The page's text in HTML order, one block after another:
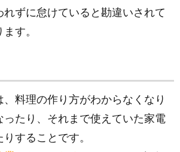
れずに怠けていると勘違いされて
す。
料理の作り方がわからなくなり
ったり、それまで使えていた家電
することです。